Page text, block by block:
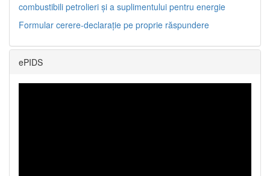
combustibili petrolieri și a suplimentului pentru energie
Formular cerere-declarație pe proprie răspundere
ePIDS